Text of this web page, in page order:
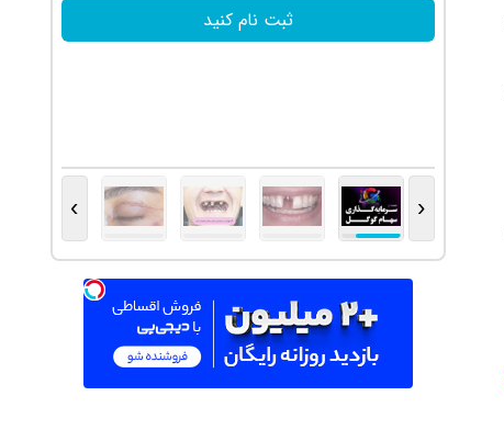
ثبت نام کنید
‹
›